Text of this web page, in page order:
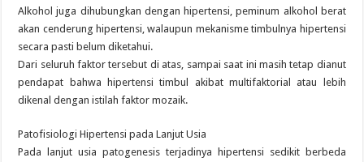
Alkohol juga dihubungkan dengan hipertensi, peminum alkohol berat
akan cenderung hipertensi, walaupun mekanisme timbulnya hipertensi
secara pasti belum diketahui.
Dari seluruh faktor tersebut di atas, sampai saat ini masih tetap dianut
pendapat bahwa hipertensi timbul akibat multifaktorial atau lebih
dikenal dengan istilah faktor mozaik.
Patofisiologi Hipertensi pada Lanjut Usia
Pada lanjut usia patogenesis terjadinya hipertensi sedikit berbeda